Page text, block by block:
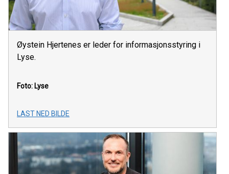
Øystein Hjertenes er leder for informasjonsstyring i
Lyse.
Foto: Lyse
LAST NED BILDE